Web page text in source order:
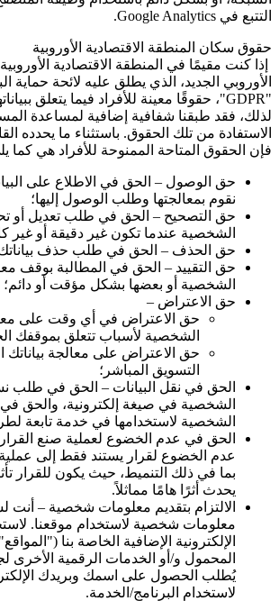
التتبع في Google Analytics
.
حقوق سكان المنطقة الاقتصادية الأوروبية
إذا كنت مقيمًا في المنطقة الاقتصادية
الأوروبي الجديد، الذي يطلق عليه لائحة حماية
"GDPR"، حقوقًا معينة للأفراد فيما يتعلق
لذلك، فقد طبقنا شفافية إضافية لمساعدة
الاستفادة من تلك الحقوق. باستثناء ما يحدده
فإن الحقوق المتاحة الممنوحة للأفراد هي كما
حق الوصول – الحق في الاطلاع على
نقوم بمعالجتها وطلب الوصول إليها؛
حق التصحيح – الحق في طلب تعديل أو
الشخصية عندما تكون غير دقيقة أو غير
حق الحذف – الحق في طلب حذف
حق التقييد – الحق في المطالبة بوقف
الشخصية أو بعضها بشكل مؤقت أو دائم؛
حق الاعتراض –
حق الاعتراض في أي وقت على
الشخصية لأسباب تتعلق بموقفك
حق الاعتراض على معالجة
التسويق المباشر؛
الحق في نقل البيانات – الحق في طلب
الشخصية في صيغة إلكترونية، والحق في
الشخصية لاستخدامها في خدمة تابعة
الحق في عدم الخضوع لعملية صنع القرار
عدم الخضوع لقرار يستند فقط إلى عملية
بما في ذلك التنميط، حيث يكون للقرار
يحدث أثرًا هامًا مماثلاً.
الالتزام بتقديم معلومات شخصية – أنت
معلومات شخصية لاستخدام موقعنا.
الإلكترونية الإضافية الخاصة بنا
المحمول و/أو الخدمات الرقمية الأخرى
يُطلب الحصول على اسمك وبريدك
لاستخدام البرنامج/الخدمة.